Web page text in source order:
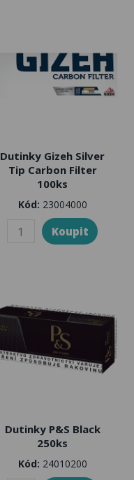
Dutinky Gizeh Silver
Tip Carbon Filter
100ks
Kód: 23004000
Dutinky P&S Black
250ks
Kód: 24010200